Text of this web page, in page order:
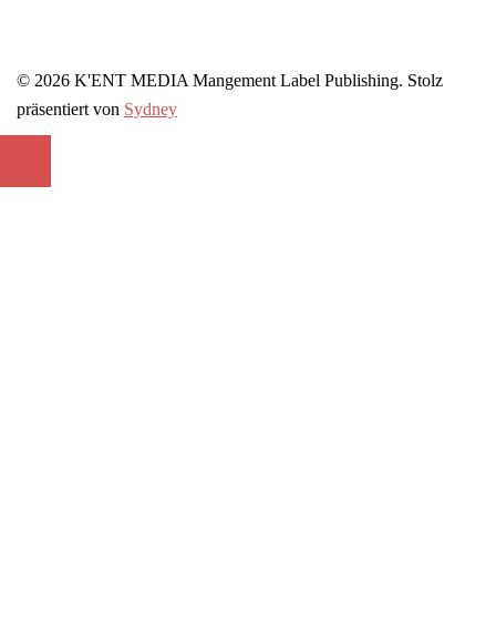
© 2026 K'ENT MEDIA Mangement Label Publishing. Stolz
präsentiert von Sydney